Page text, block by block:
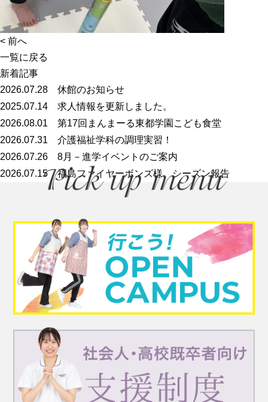
< 前へ
一覧に戻る
新着記事
2026.07.28 休館のお知らせ
2025.07.14 求人情報を更新しました。
2026.08.01 第17回まんまーる東都学園こども食堂
2026.07.31 介護福祉学科の調理実習！
2026.07.26 8月－進学イベントのご案内
2026.07.15福島ファイヤーボンズ様 シーズン報告